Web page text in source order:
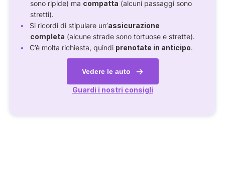
sono ripide) ma compatta (alcuni passaggi sono
stretti).
Si ricordi di stipulare un’assicurazione
completa (alcune strade sono tortuose e strette).
C’è molta richiesta, quindi prenotate in anticipo.
Vedere le auto
Guardi i nostri consigli